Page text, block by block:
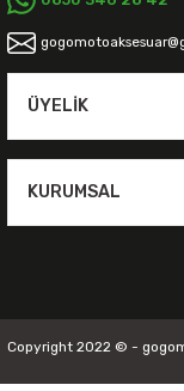
ÜYELIK
KURUMSAL
Copyright 2022 © -